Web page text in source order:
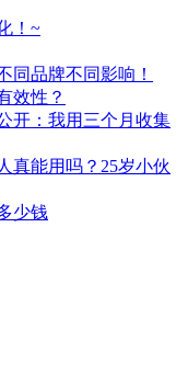
！~
同品牌不同影响！
效性？
开：我用三个月收集
真能用吗？25岁小伙
少钱